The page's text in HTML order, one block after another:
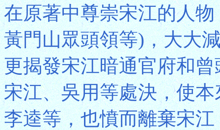
在原著中尊崇宋江的人
黃門山眾頭領等)，大大
更揭發宋江暗通官府和
宋江、吳用等處決，使
李逵等，也憤而離棄宋